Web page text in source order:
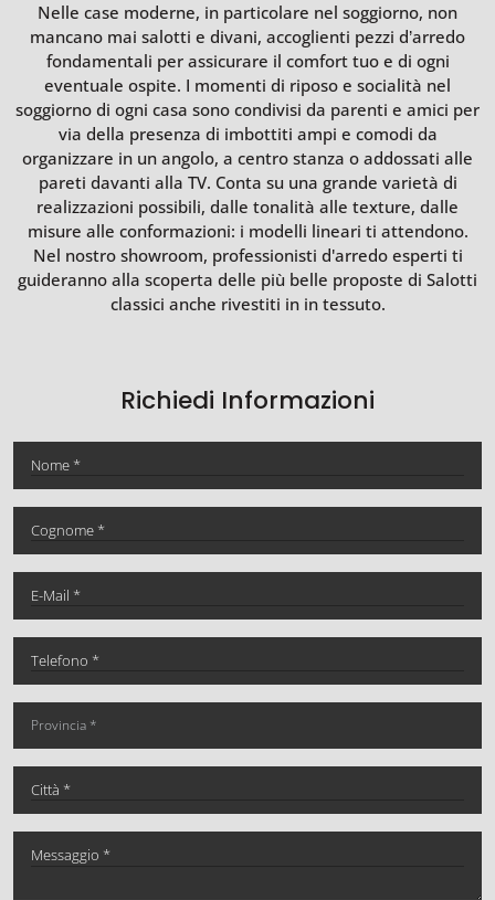
Nelle case moderne, in particolare nel soggiorno, non
mancano mai salotti e divani, accoglienti pezzi d’arredo
fondamentali per assicurare il comfort tuo e di ogni
eventuale ospite. I momenti di riposo e socialità nel
soggiorno di ogni casa sono condivisi da parenti e amici per
via della presenza di imbottiti ampi e comodi da
organizzare in un angolo, a centro stanza o addossati alle
pareti davanti alla TV. Conta su una grande varietà di
realizzazioni possibili, dalle tonalità alle texture, dalle
misure alle conformazioni: i modelli lineari ti attendono.
Nel nostro showroom, professionisti d'arredo esperti ti
guideranno alla scoperta delle più belle proposte di Salotti
classici anche rivestiti in in tessuto.
Richiedi Informazioni